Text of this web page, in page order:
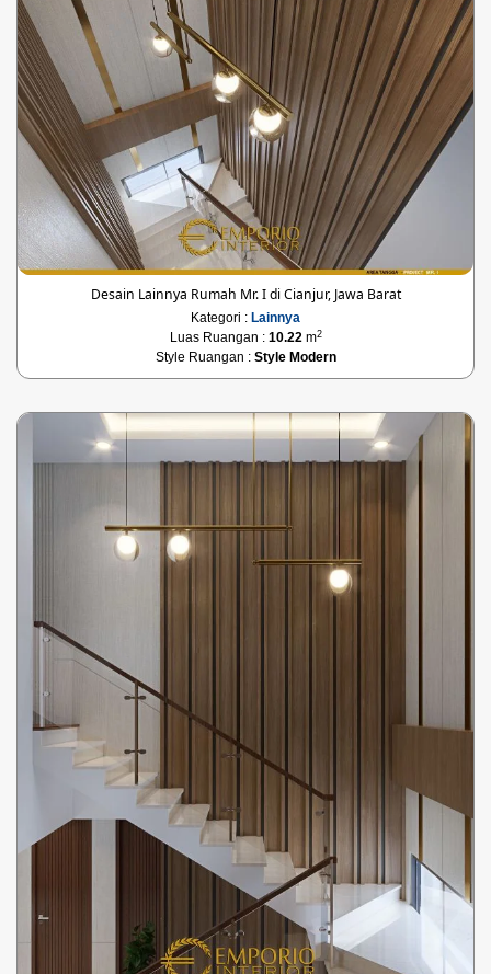
Desain Lainnya Rumah Mr. I di Cianjur, Jawa Barat
Kategori : Lainnya
Luas Ruangan : 10.22m2
Style Ruangan : Style Modern